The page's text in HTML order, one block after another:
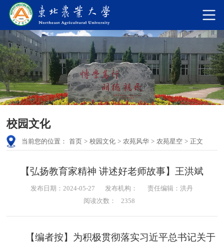
校园文化
当前您的位置： 首页 > 校园文化 > 农苑风华 > 农苑星空 > 正文
【弘扬教育家精神 讲述好老师故事】王洪斌
发布日期：2024-05-27 发布机构：
责任编辑：洪丹
阅读次数：
2358
【编者按】为积极贯彻落实习近平总书记关于